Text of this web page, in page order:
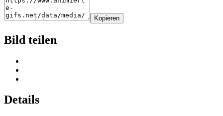
Kopieren
Bild teilen
Details